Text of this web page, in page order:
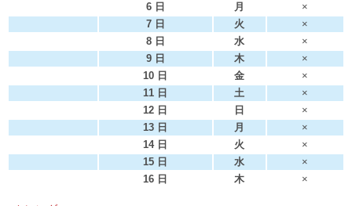
6 日
月
×
7 日
火
×
8 日
水
×
9 日
木
×
10 日
金
×
11 日
土
×
12 日
日
×
13 日
月
×
14 日
火
×
15 日
水
×
16 日
木 ×